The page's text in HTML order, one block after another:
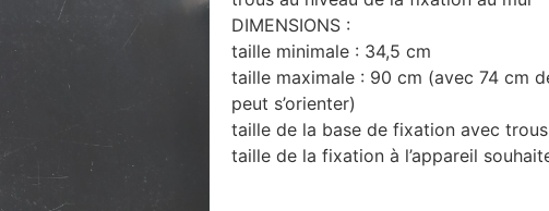
DIMENSIONS :
taille minimale : 34,5 cm
taille maximale : 90 cm (avec 74 cm
peut s’orienter)
taille de la base de fixation avec
taille de la fixation à l’appareil